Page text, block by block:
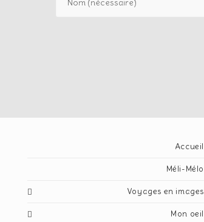
Accueil
Méli-Mélo
Voyages en images
Mon oeil